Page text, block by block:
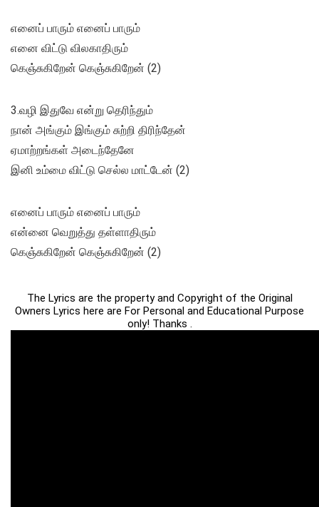
எனைப் பாரும் எனைப் பாரும்
எனை விட்டு விலகாதிரும்
கெஞ்சுகிறேன் கெஞ்சுகிறேன் (2)
3.வழி இதுவே என்று தெரிந்தும்
நான் அங்கும் இங்கும் சுற்றி திரிந்தேன்
ஏமாற்றங்கள் அடைந்தேனே
இனி உம்மை விட்டு செல்ல மாட்டேன் (2)
எனைப் பாரும் எனைப் பாரும்
என்னை வெறுத்து தள்ளாதிரும்
கெஞ்சுகிறேன் கெஞ்சுகிறேன் (2)
The Lyrics are the property and Copyright of the Original
Owners Lyrics here are For Personal and Educational Purpose
only! Thanks .